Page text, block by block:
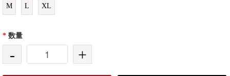
M L XL
* 数量
- +